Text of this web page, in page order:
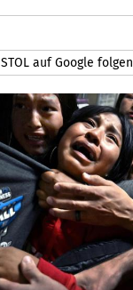
STOL auf Google folgen